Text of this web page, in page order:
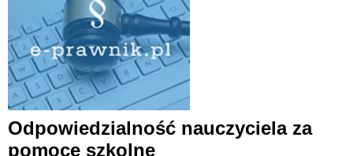
Odpowiedzialność nauczyciela za
pomoce szkolne